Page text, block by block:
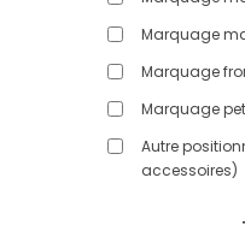
Marquage
Marquage
Marquage
Autre
accessoires)